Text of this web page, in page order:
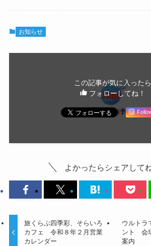
お知らせ
この記事が気に入ったら
フォローしてね！
よかったらシェアして
旅くらぶ四季彩、そらいろ
カフェ 令和８年２月営業
カレンダー
ウルトラ
ント 会
案内